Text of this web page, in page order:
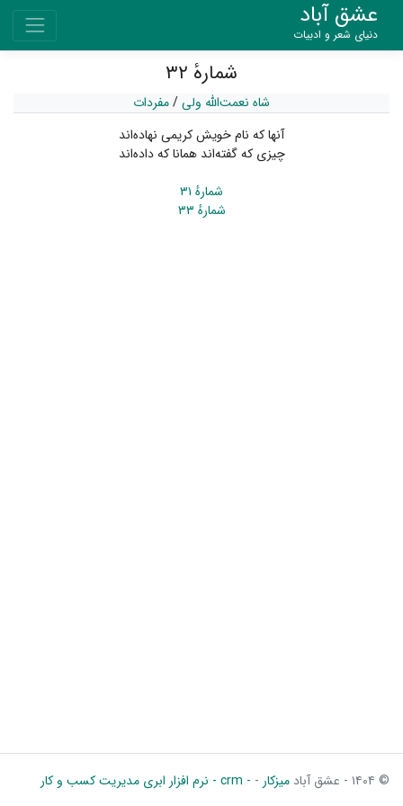
عشق آباد
دنیای شعر و ادبیات
شمارهٔ ۳۲
شاه نعمت‌الله ولی/مفردات
آنها که نام خویش کریمی نهاده‌اند
چیزی که گفته‌اند همانا که داده‌اند
شمارهٔ ۳۱
شمارهٔ ۳۳
© ۱۴۰۴ - عشق آباد میزکار - - crm - نرم افزار ابری مدیریت کسب و کار